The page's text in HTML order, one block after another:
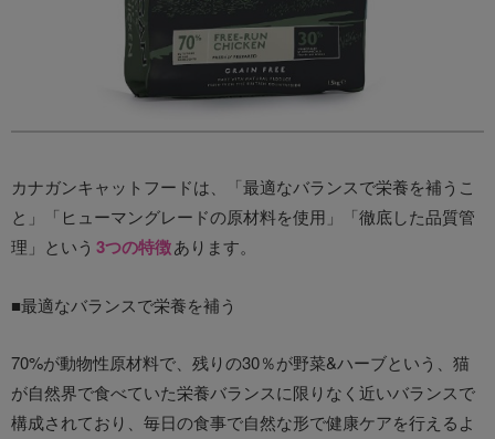
カナガンキャットフードは、「最適なバランスで栄養を補うこ
と」「ヒューマングレードの原材料を使用」「徹底した品質管
理」という 3つの特徴あります。
■最適なバランスで栄養を補う
70%が動物性原材料で、残りの30％が野菜&ハーブという、猫
が自然界で食べていた栄養バランスに限りなく近いバランスで
構成されており、毎日の食事で自然な形で健康ケアを行えるよ